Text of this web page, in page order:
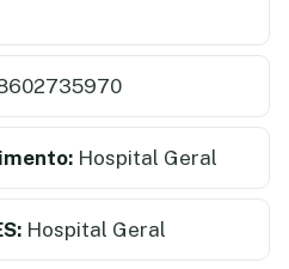
Hospital Geral
Hospital Geral